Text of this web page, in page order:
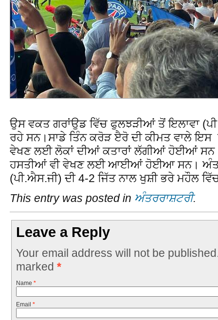
ਉਸ ਵਕਤ ਗਰਾਂਉਡ ਵਿੱਚ ਫੁਲਝੜੀਆਂ ਤੋਂ ਇਲਾਵਾ
ਰਹੇ ਸਨ।ਸਾਡੇ ਤਿੰਨ ਕਰੋੜ ੲੈਰੋ ਦੀ ਕੀਮਤ ਵਾਲੇ ਇਸ
ਵੇਖਣ ਲਈ ਲੋਕਾਂ ਦੀਆਂ ਕਤਾਰਾਂ ਲੱਗੀਆਂ ਹੋਈਆਂ
ਹਸਤੀਆਂ ਵੀ ਵੇਖਣ ਲਈ ਆਈਆਂ ਹੋਈਆ ਸਨ। ਅੰਤ
(ਪੀ.ਐਸ.ਜੀ) ਦੀ 4-2 ਜਿੱਤ ਨਾਲ ਖੁਸ਼ੀ ਭਰੇ ਮਹੌਲ
This entry was posted in ਅੰਤਰਰਾਸ਼ਟਰੀ.
Leave a Reply
Your email address will not be
marked *
Name *
Email *